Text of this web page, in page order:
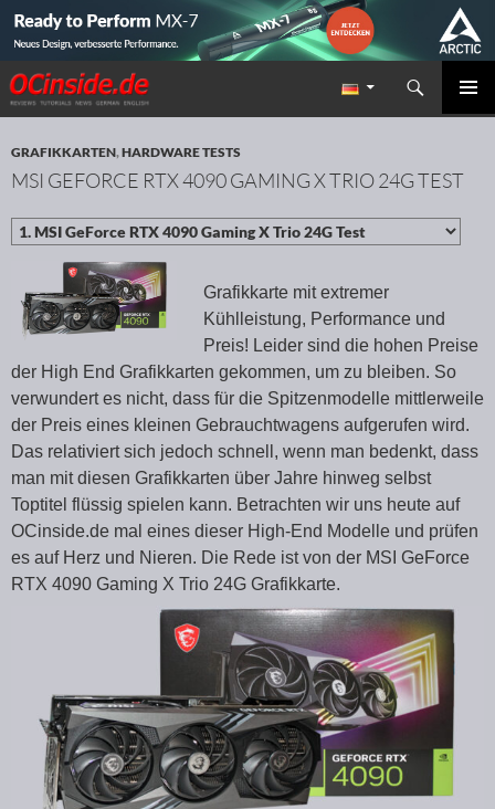
Redaktion ocinside.de PC Hardware Portal
Suchen
ZUM INHALT SPRINGEN
GRAFIKKARTEN,HARDWARE TESTS
MSI GEFORCE RTX 4090 GAMING X TRIO 24G TEST
Grafikkarte mit extremer
Kühlleistung, Performance und
Preis! Leider sind die hohen Preise
der High End Grafikkarten gekommen, um zu bleiben. So
verwundert es nicht, dass für die Spitzenmodelle mittlerweile
der Preis eines kleinen Gebrauchtwagens aufgerufen wird.
Das relativiert sich jedoch schnell, wenn man bedenkt, dass
man mit diesen Grafikkarten über Jahre hinweg selbst
Toptitel flüssig spielen kann. Betrachten wir uns heute auf
OCinside.de mal eines dieser High-End Modelle und prüfen
es auf Herz und Nieren. Die Rede ist von der MSI GeForce
RTX 4090 Gaming X Trio 24G Grafikkarte.